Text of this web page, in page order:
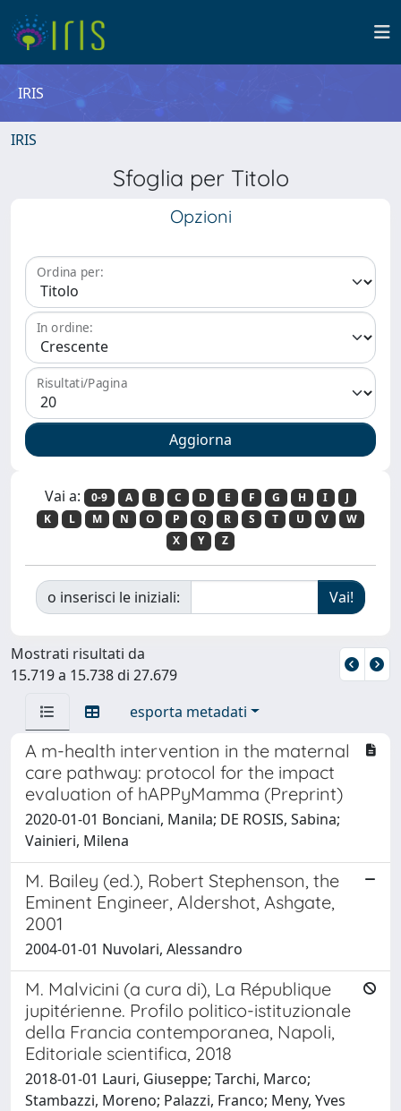
IRIS
IRIS
Sfoglia per Titolo
Opzioni
Ordina per:
In ordine:
Risultati/Pagina
Vai a: 0-9 A B C D E F G H I
J
K
L M N O P Q R S T U V
W
X
Y Z
o inserisci le iniziali:
Mostrati risultati da
15.719 a 15.738 di 27.679
esporta metadati
A m-health intervention in the maternal
care pathway: protocol for the impact
evaluation of hAPPyMamma (Preprint)
2020-01-01 Bonciani, Manila; DE ROSIS, Sabina;
Vainieri, Milena
M. Bailey (ed.), Robert Stephenson, the
Eminent Engineer, Aldershot, Ashgate,
2001
2004-01-01 Nuvolari, Alessandro
M. Malvicini (a cura di), La République
jupitérienne. Profilo politico-istituzionale
della Francia contemporanea, Napoli,
Editoriale scientifica, 2018
2018-01-01 Lauri, Giuseppe; Tarchi, Marco;
Stambazzi, Moreno; Palazzi, Franco; Meny, Yves